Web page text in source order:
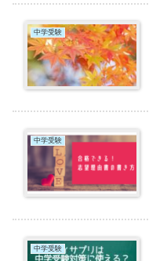
中学受験
中学受験
中学受験